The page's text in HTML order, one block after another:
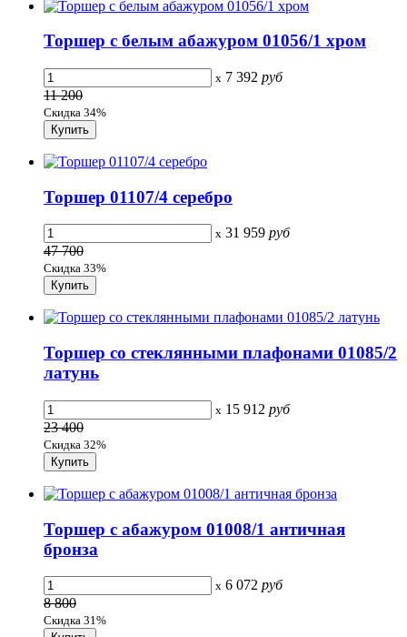
Торшер с белым абажуром 01056/1 хром
x 7 392 руб
11 200
Скидка 34%
Торшер 01107/4 серебро
x 31 959 руб
47 700
Скидка 33%
Торшер со стеклянными плафонами 01085/2
латунь
x 15 912 руб
23 400
Скидка 32%
Торшер с абажуром 01008/1 античная
бронза
x 6 072 руб
8 800
Скидка 31%